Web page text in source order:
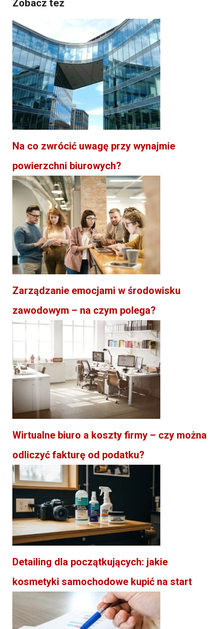
Zobacz też
Na co zwrócić uwagę przy wynajmie
powierzchni biurowych?
Zarządzanie emocjami w środowisku
zawodowym – na czym polega?
Wirtualne biuro a koszty firmy – czy można
odliczyć fakturę od podatku?
Detailing dla początkujących: jakie
kosmetyki samochodowe kupić na start